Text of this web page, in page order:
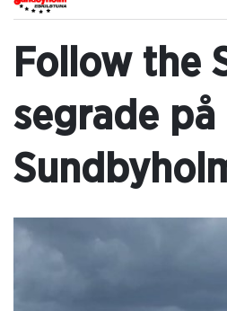
Follow the
segrade på